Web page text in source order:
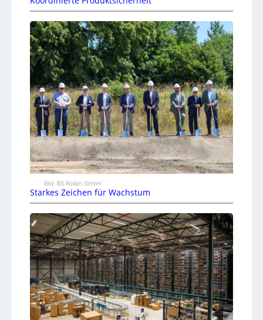
Bild: BS Rollen GmbH
Starkes Zeichen für Wachstum